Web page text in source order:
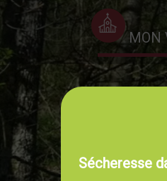
MON
Sécheresse